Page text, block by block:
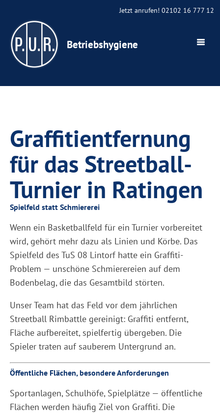
Jetzt anrufen! 02102 16 777 12
Betriebshygiene
Graffitientfernung
für das Streetball-
Turnier in Ratingen
Spielfeld statt Schmiererei
Wenn ein Basketballfeld für ein Turnier vorbereitet
wird, gehört mehr dazu als Linien und Körbe. Das
Spielfeld des TuS 08 Lintorf hatte ein Graffiti-
Problem — unschöne Schmierereien auf dem
Bodenbelag, die das Gesamtbild störten.
Unser Team hat das Feld vor dem jährlichen
Streetball Rimbattle gereinigt: Graffiti entfernt,
Fläche aufbereitet, spielfertig übergeben. Die
Spieler traten auf sauberem Untergrund an.
Öffentliche Flächen, besondere Anforderungen
Sportanlagen, Schulhöfe, Spielplätze — öffentliche
Flächen werden häufig Ziel von Graffiti. Die